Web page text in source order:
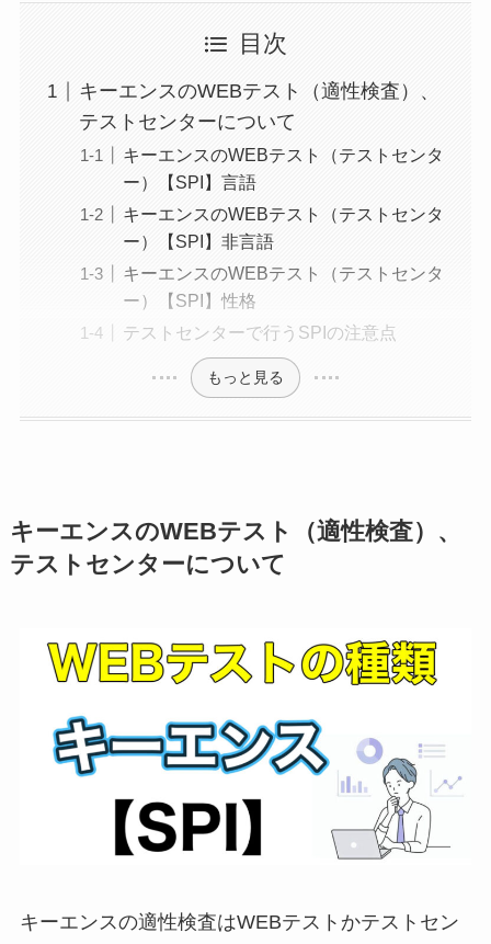
目次
キーエンスのWEBテスト（適性検査）、
テストセンターについて
キーエンスのWEBテスト（テストセンタ
ー）【SPI】言語
キーエンスのWEBテスト（テストセンタ
ー）【SPI】非言語
キーエンスのWEBテスト（テストセンタ
ー）【SPI】性格
テストセンターで行うSPIの注意点
もっと見る
キーエンスのWEBテスト（適性検査）、
テストセンターについて
キーエンスの適性検査はWEBテストかテストセン